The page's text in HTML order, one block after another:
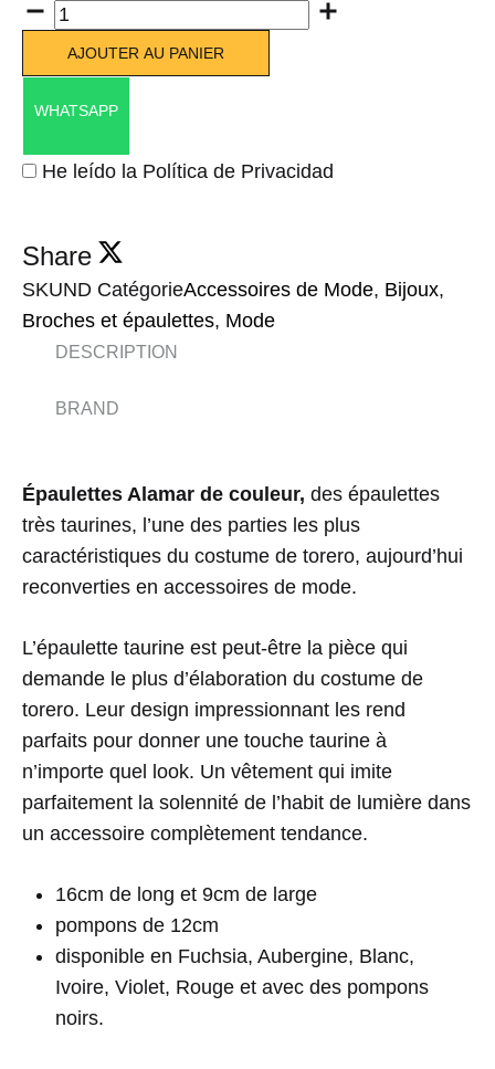
Quantité
AJOUTER AU PANIER
WHATSAPP
He leído la Política de Privacidad
Share
SKUND CatégorieAccessoires de Mode, Bijoux,
Broches et épaulettes, Mode
DESCRIPTION
BRAND
Épaulettes Alamar de couleur, des épaulettes
très taurines, l’une des parties les plus
caractéristiques du costume de torero, aujourd’hui
reconverties en accessoires de mode.
L’épaulette taurine est peut-être la pièce qui
demande le plus d’élaboration du costume de
torero. Leur design impressionnant les rend
parfaits pour donner une touche taurine à
n’importe quel look. Un vêtement qui imite
parfaitement la solennité de l’habit de lumière dans
un accessoire complètement tendance.
16cm de long et 9cm de large
pompons de 12cm
disponible en Fuchsia, Aubergine, Blanc,
Ivoire, Violet, Rouge et avec des pompons
noirs.